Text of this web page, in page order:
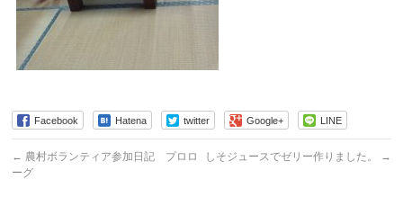
Facebook Hatena twitter Google+ LINE
← 農村ボランティア参加日記 プロロ
ーグ
しそジュースでゼリー作りました。 →